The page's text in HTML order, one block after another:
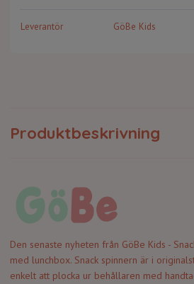
Leverantör GöBe Kids
Produktbeskrivning
Den senaste nyheten från GöBe Kids -
med lunchbox. Snack spinnern är i
enkelt att plocka ur behållaren med